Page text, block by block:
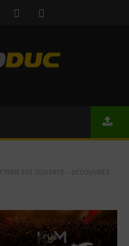
EST OUVERTE – DÉCOUVREZ